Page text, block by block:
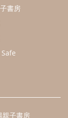
本瀏覽器
©